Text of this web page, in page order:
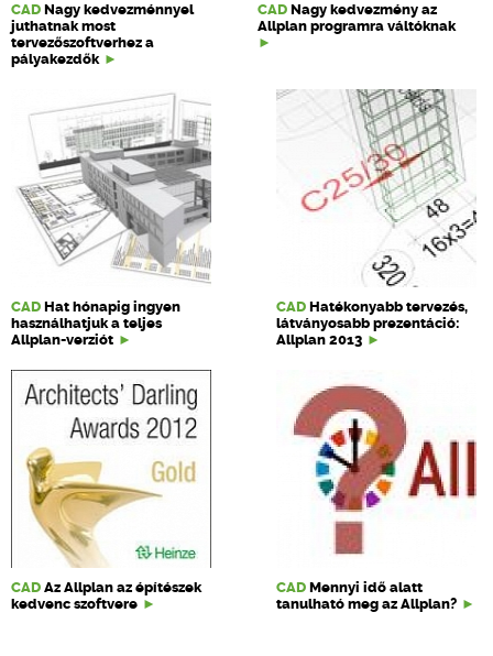
CAD Nagy kedvezménnyel
juthatnak most
tervezőszoftverhez a
pályakezdők
CAD Nagy kedvezmény az
Allplan programra váltóknak
CAD Hat hónapig ingyen
használhatjuk a teljes
Allplan-verziót
CAD Hatékonyabb tervezés,
látványosabb prezen­táció:
Allplan 2013
CAD Az Allplan az építészek
kedvenc szoftvere
CAD Mennyi idő alatt
tanulható meg az Allplan?